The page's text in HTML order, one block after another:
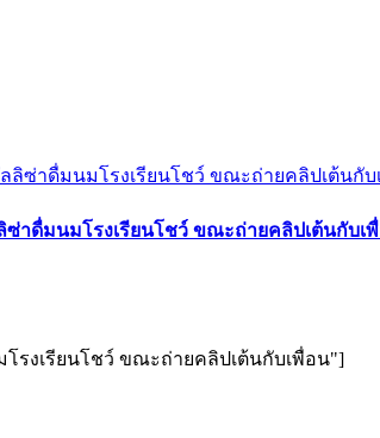
ซ่าดื่มนมโรงเรียนโชว์ ขณะถ่ายคลิปเต้นกับเ
รงเรียนโชว์ ขณะถ่ายคลิปเต้นกับเพื่อน"]